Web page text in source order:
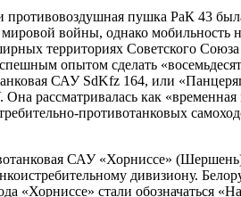
противовоздушная пушка РаК 43
войны, однако мобильность
территориях Советского Союза
опытом сделать
САУ SdKfz 164, или
рассматривалась как
противотанковых